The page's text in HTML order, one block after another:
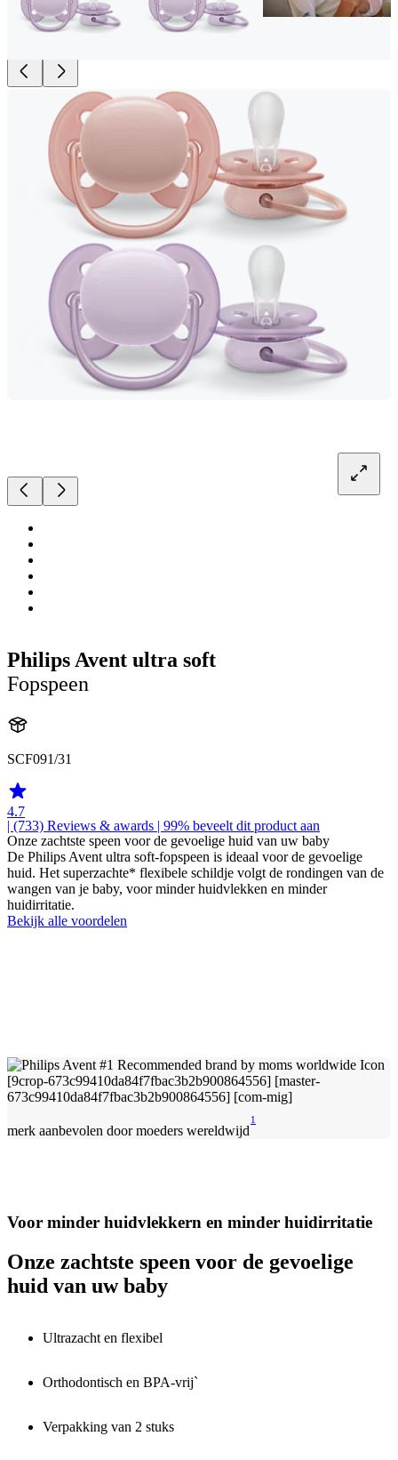
Philips Avent ultra soft
Fopspeen
SCF091/31
4.7
| (733) Reviews & awards | 99% beveelt dit product aan
Onze zachtste speen voor de gevoelige huid van uw baby
De Philips Avent ultra soft-fopspeen is ideaal voor de gevoelige
huid. Het superzachte* flexibele schildje volgt de rondingen van de
wangen van je baby, voor minder huidvlekken en minder
huidirritatie.
Bekijk alle voordelen
merk aanbevolen door moeders wereldwijd
1
Voor minder huidvlekkern en minder huidirritatie
Onze zachtste speen voor de gevoelige
huid van uw baby
Ultrazacht en flexibel
Orthodontisch en BPA-vrij`
Verpakking van 2 stuks